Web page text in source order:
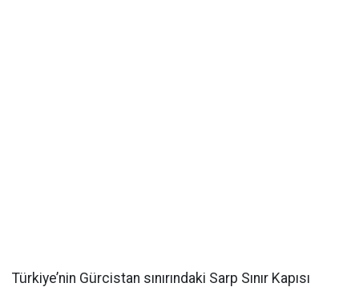
Türkiye’nin Gürcistan sınırındaki Sarp Sınır Kapısı